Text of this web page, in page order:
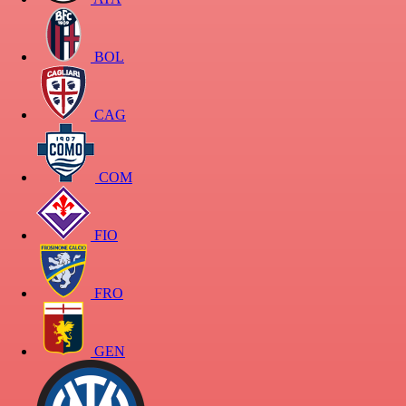
BOL
CAG
COM
FIO
FRO
GEN